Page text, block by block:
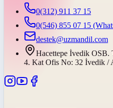
0(312) 911 37 15
0(546) 855 07 15
destek@uzmandil.com
Hacettepe İvedik OSB.
4. Kat Ofis No: 32 İvedik